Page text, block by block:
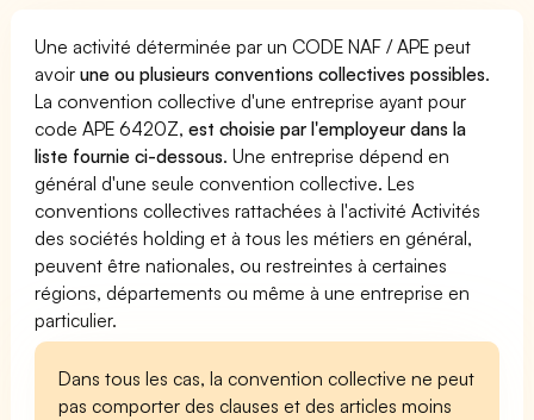
Une activité déterminée par un CODE NAF / APE peut
avoirune ou plusieurs conventions collectives possibles.
La convention collective d'une entreprise ayant pour
code APE 6420Z,est choisie par l'employeur dans la
liste fournie ci-dessous. Une entreprise dépend en
général d'une seule convention collective. Les
conventions collectives rattachées à l'activité Activités
des sociétés holding et à tous les métiers en général,
peuvent être nationales, ou restreintes à certaines
régions, départements ou même à une entreprise en
particulier.
Dans tous les cas, la convention collective ne peut
pas comporter des clauses et des articles moins